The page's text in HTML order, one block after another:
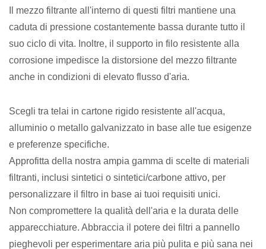
Il mezzo filtrante all'interno di questi filtri mantiene una
caduta di pressione costantemente bassa durante tutto il
suo ciclo di vita. Inoltre, il supporto in filo resistente alla
corrosione impedisce la distorsione del mezzo filtrante
anche in condizioni di elevato flusso d'aria.
Scegli tra telai in cartone rigido resistente all'acqua,
alluminio o metallo galvanizzato in base alle tue esigenze
e preferenze specifiche.
Approfitta della nostra ampia gamma di scelte di materiali
filtranti, inclusi sintetici o sintetici/carbone attivo, per
personalizzare il filtro in base ai tuoi requisiti unici.
Non compromettere la qualità dell'aria e la durata delle
apparecchiature. Abbraccia il potere dei filtri a pannello
pieghevoli per esperimentare aria più pulita e più sana nei